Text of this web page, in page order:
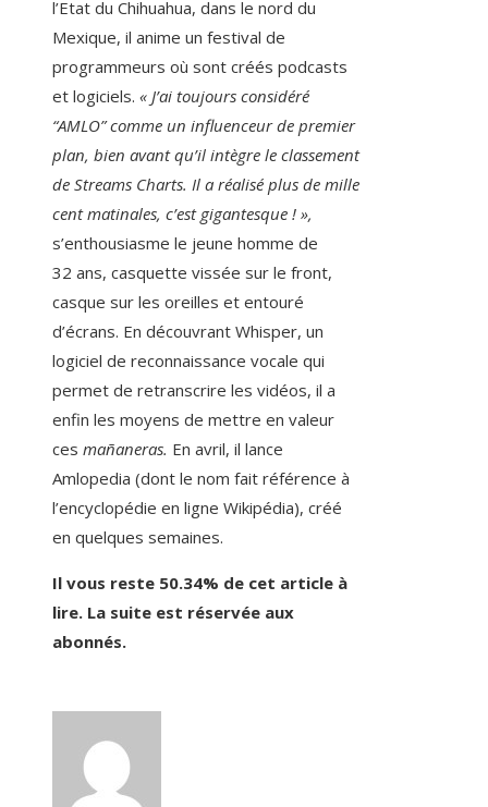
l’Etat du Chihuahua, dans le nord du
Mexique, il anime un festival de
programmeurs où sont créés podcasts
et logiciels. « J’ai toujours considéré
“AMLO” comme un influenceur de premier
plan, bien avant qu’il intègre le classement
de Streams Charts. Il a réalisé plus de mille
cent matinales, c’est gigantesque ! »,
s’enthousiasme le jeune homme de
32 ans, casquette vissée sur le front,
casque sur les oreilles et entouré
d’écrans. En découvrant Whisper, un
logiciel de reconnaissance vocale qui
permet de retranscrire les vidéos, il a
enfin les moyens de mettre en valeur
ces mañaneras. En avril, il lance
Amlopedia (dont le nom fait référence à
l’encyclopédie en ligne Wikipédia), créé
en quelques semaines.
Il vous reste 50.34% de cet article à
lire. La suite est réservée aux
abonnés.